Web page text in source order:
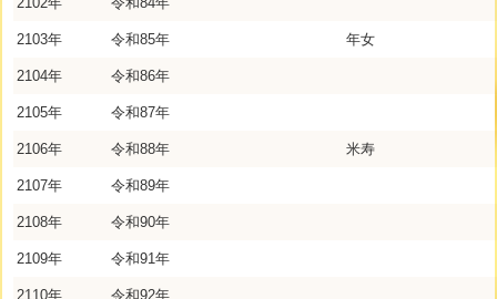
2103年 令和85年 年女
2104年 令和86年
2105年 令和87年
2106年 令和88年 米寿
2107年 令和89年
2108年 令和90年
2109年 令和91年
2110年 令和92年